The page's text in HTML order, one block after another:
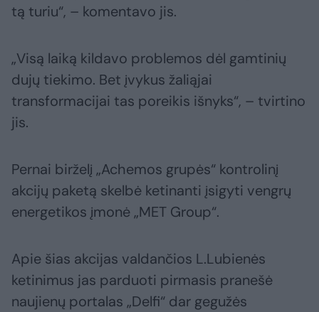
tą turiu“, – komentavo jis.
„Visą laiką kildavo problemos dėl gamtinių
dujų tiekimo. Bet įvykus žaliąjai
transformacijai tas poreikis išnyks“, – tvirtino
jis.
Pernai birželį „Achemos grupės“ kontrolinį
akcijų paketą skelbė ketinanti įsigyti vengrų
energetikos įmonė „MET Group“.
Apie šias akcijas valdančios L.Lubienės
ketinimus jas parduoti pirmasis pranešė
naujienų portalas „Delfi“ dar gegužės